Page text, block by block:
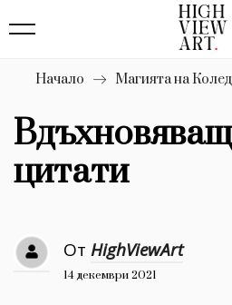
Бизнес
Мода
Dialogue
Изкуство
4340
Красота
777
Начало Магията на
цитати
От HighViewArt
14 декември 2021